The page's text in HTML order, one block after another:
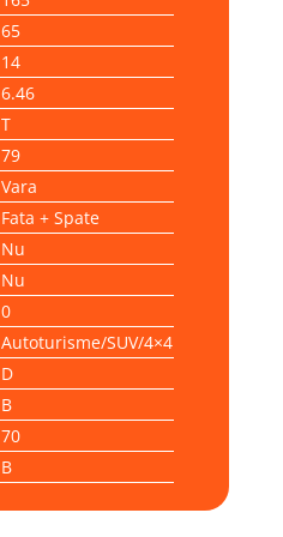
65
14
6.46
T
79
Vara
Fata + Spate
Nu
Nu
0
Autoturisme/SUV/4×4
D
B
70
B